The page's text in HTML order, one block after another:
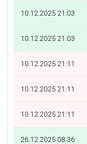
10.12.2025 21:03
10.12.2025 21:03
10.12.2025 21:11
10.12.2025 21:11
10.12.2025 21:11
26.12.2025 08:36